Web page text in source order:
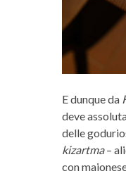
E dunque da
deve
delle
kizartma–
con